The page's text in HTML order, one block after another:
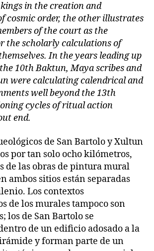
in the creation and
cosmic order, the other illustrates
of the court as the
the scholarly calculations of
In the years leading up
10th Baktun, Maya scribes and
were calculating calendrical and
well beyond the 13th
cycles of ritual action
end.
de San Bartolo y Xultun
por tan solo ocho kilómetros,
de las obras de pintura mural
ambos sitios están separadas
Los contextos
de los murales tampoco son
los de San Bartolo se
de un edificio adosado a la
y forman parte de un